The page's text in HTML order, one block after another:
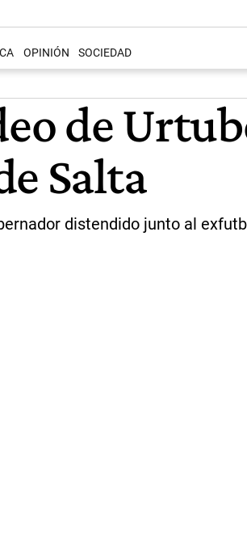
OPINIÓN SOCIEDAD
de
Salta
distendido junto al